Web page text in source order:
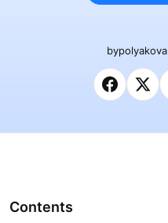
bypolyakova
Contents